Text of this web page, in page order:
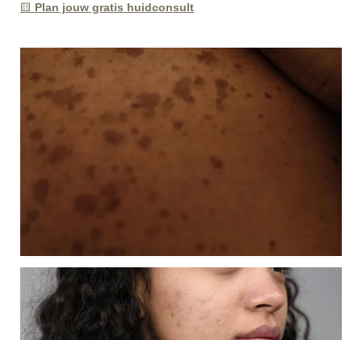
🟨 Plan jouw gratis huidconsult